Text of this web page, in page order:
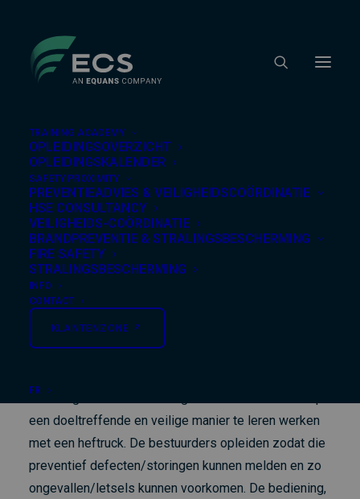
TRAINING ACADEMY
OPLEIDINGSOVERZICHT
OPLEIDINGSKALENDER
SAFETY PROXIMITY
PREVENTIEADVIES & VEILIGHEIDSCOÖRDINATIE
HSE CONSULTANCY
VEILIGHEIDS-COÖRDINATIE
BRANDPREVENTIE & STRALINGSBESCHERMING
FIRE SAFETY
STRALINGSBESCHERMING
INFO
CONTACT
KLANTENZONE ↗︎
FR
Home/Training Academy/
Machines/ Werken met een Vorkheftruck Gevorderd
IS-001
Machines
Werken met een
Vorkheftruck
Gevorderd IS-001
De nodige kennis en vaardigheden verwerven om op
een doeltreffende en veilige manier te leren werken
met een heftruck. De bestuurders opleiden zodat die
preventief defecten/storingen kunnen melden en zo
ongevallen/letsels kunnen voorkomen. De bediening,